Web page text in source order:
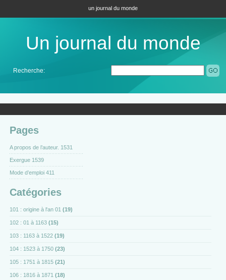
un journal du monde
Un journal du monde
Recherche:
Pages
A propos de l’auteur. 1531
Exergue 1539
Mode d’emploi 411
Catégories
101 : origine à l'an 01 (19)
102 : 01 à 1163 (15)
103 : 1163 à 1522 (19)
104 : 1523 à 1750 (23)
105 : 1751 à 1815 (21)
106 : 1816 à 1871 (18)